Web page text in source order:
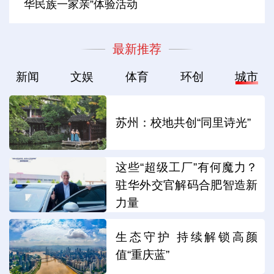
华民族一家亲”体验活动
最新推荐
新闻 文娱 体育 环创 城市
苏州：校地共创“同里诗光”
这些“超级工厂”有何魔力？
驻华外交官解码合肥智造新
力量
生态守护 持续解锁高颜
值“重庆蓝”